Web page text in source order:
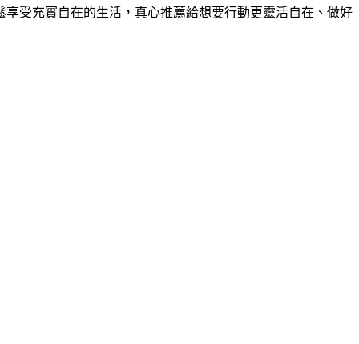
受充實自在的生活，真心推薦給想要行動更靈活自在、做好